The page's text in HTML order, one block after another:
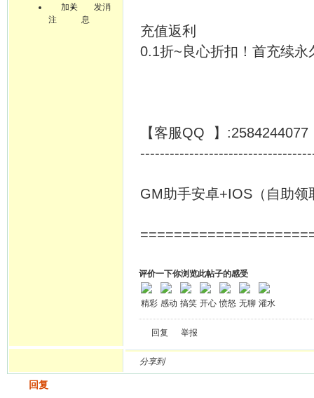
加关
注
发消
息
充值返利
0.1折~良心折扣！首充续永
【客服QQ 】
GM助手安卓+IOS（自助领
评价一下你浏览此帖子的感受
精彩 感动 搞笑 开心 愤怒 无聊 灌水
回复 举报
分享到
回复